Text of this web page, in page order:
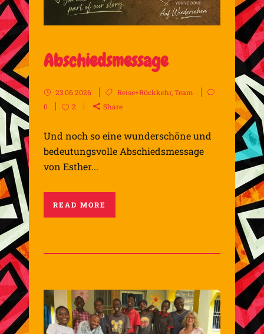
Abschiedsmessage
23.06.2026 Reise+Rückkehr,Team
0
2 Share
Und noch so eine wunderschöne und
bedeutungsvolle Abschiedsmessage
von Esther...
READ MORE